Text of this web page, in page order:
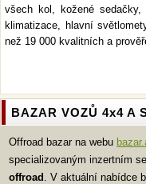
všech kol, kožené sedačky,
klimatizace, hlavní
než 19 000 kvalitních a
BAZAR VOZŮ 4x4 A
Offroad bazar na webu
specializovaným inzertním
offroad . V aktuální nabídce